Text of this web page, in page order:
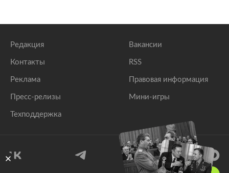
Редакция
Контакты
Реклама
Пресс-релизы
Техподдержка
Вакансии
RSS
Правовая информация
Мини-игры